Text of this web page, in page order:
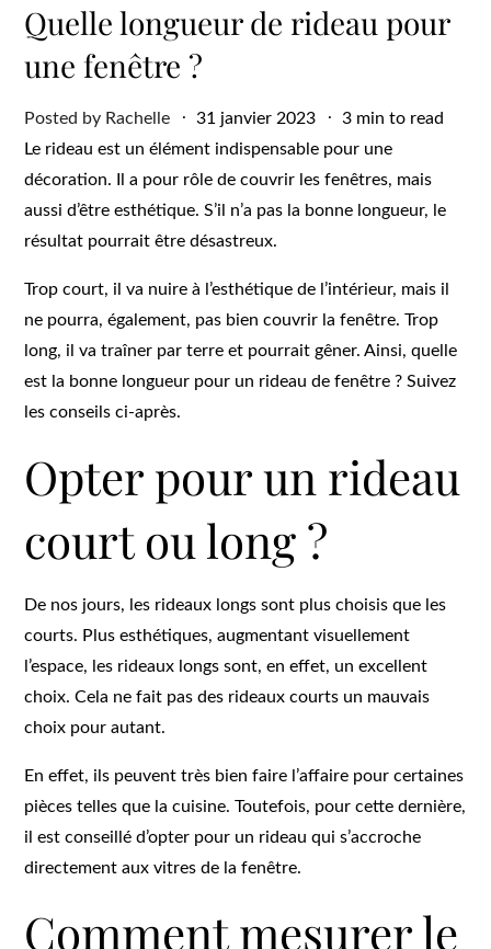
Quelle longueur de rideau pour
une fenêtre ?
Posted by Rachelle
Posted
on
31 janvier 2023
3 min to read
Le rideau est un élément indispensable pour une
décoration. Il a pour rôle de couvrir les fenêtres, mais
aussi d’être esthétique. S’il n’a pas la bonne longueur, le
résultat pourrait être désastreux.
Trop court, il va nuire à l’esthétique de l’intérieur, mais il
ne pourra, également, pas bien couvrir la fenêtre. Trop
long, il va traîner par terre et pourrait gêner. Ainsi, quelle
est la bonne longueur pour un rideau de fenêtre ? Suivez
les conseils ci-après.
Opter pour un rideau
court ou long ?
De nos jours, les rideaux longs sont plus choisis que les
courts. Plus esthétiques, augmentant visuellement
l’espace, les rideaux longs sont, en effet, un excellent
choix. Cela ne fait pas des rideaux courts un mauvais
choix pour autant.
En effet, ils peuvent très bien faire l’affaire pour certaines
pièces telles que la cuisine. Toutefois, pour cette dernière,
il est conseillé d’opter pour un rideau qui s’accroche
directement aux vitres de la fenêtre.
Comment mesurer le